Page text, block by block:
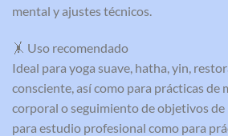
mental y ajustes técnicos.
🤸 Uso recomendado
Ideal para yoga suave, hatha, yin,
consciente, así como para prácticas
corporal o seguimiento de objetivos
para estudio profesional como para